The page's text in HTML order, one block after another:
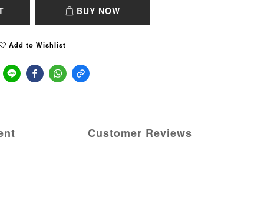
BUY NOW
Add to Wishlist
Customer Reviews